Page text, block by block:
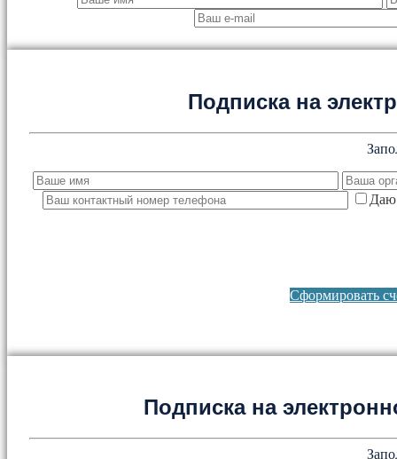
Подписка на
Даю
Сформировать
Подписка на